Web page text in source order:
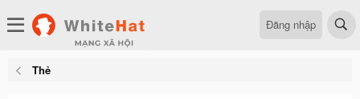
Đăng nhập
Thẻ